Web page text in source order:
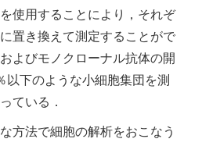
使用することにより，それぞ
置き換えて測定することがで
よびモノクローナル抗体の開
以下のような小細胞集団を測
ている．
方法で細胞の解析をおこなう